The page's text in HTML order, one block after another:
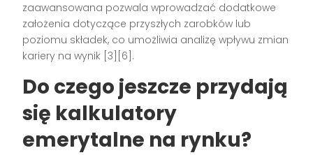
zaawansowana pozwala wprowadzać dodatkowe
założenia dotyczące przyszłych zarobków lub
poziomu składek, co umożliwia analizę wpływu zmian
kariery na wynik [3][6].
Do czego jeszcze przydają
się kalkulatory
emerytalne na rynku?